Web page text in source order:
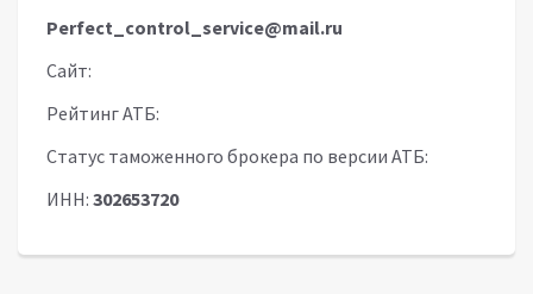
Perfect_control_service@mail.ru
Сайт:
Рейтинг АТБ:
Статус таможенного брокера по версии АТБ:
ИНН: 302653720